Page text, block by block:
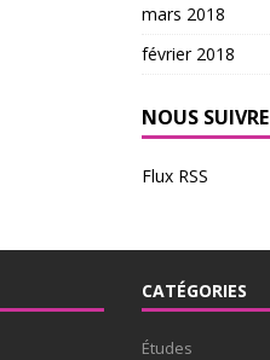
mars 2018
février 2018
NOUS SUIVRE
Flux RSS
CATÉGORIES
Études